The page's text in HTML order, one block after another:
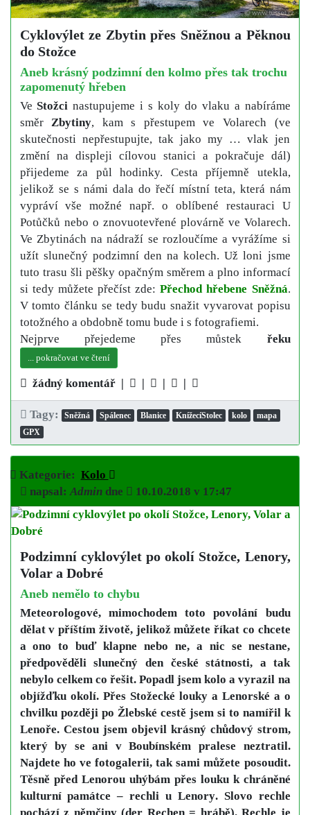
Cyklovýlet ze Zbytin přes Sněžnou a Pěknou
do Stožce
Aneb krásný podzimní den kolmo přes tak trochu
zapomenutý hřeben
Ve Stožci nastupujeme i s koly do vlaku a nabíráme
směr Zbytiny, kam s přestupem ve Volarech (ve
skutečnosti nepřestupujte, tak jako my … vlak jen
změní na displeji cílovou stanici a pokračuje dál)
přijedeme za půl hodinky. Cesta příjemně utekla,
jelikož se s námi dala do řečí místní teta, která nám
vypráví vše možné např. o oblíbené restauraci U
Potůčků nebo o znovuotevřené plovárně ve Volarech.
Ve Zbytinách na nádraží se rozloučíme a vyrážíme si
užít slunečný podzimní den na kolech. Už loni jsme
tuto trasu šli pěšky opačným směrem a plno informací
si tedy můžete přečíst zde:Přechod hřebene Sněžná.
V tomto článku se tedy budu snažit vyvarovat popisu
totožného a obdobně tomu bude i s fotografiemi.
Nejprve přejedeme přes můstek řeku
... pokračovat ve čtení
žádný komentář | | | |
Tagy: Sněžná Spálenec Blanice KnížecíStolec kolo
mapa
GPX
Kategorie: Kolo
napsal:Admindne 10.10.2018 v 17:47
Podzimní cyklovýlet po okolí Stožce, Lenory,
Volar a Dobré
Aneb nemělo to chybu
Meteorologové, mimochodem toto povolání budu
dělat v příštím životě, jelikož můžete říkat co chcete
a ono to buď klapne nebo ne, a nic se nestane,
předpověděli slunečný den české státnosti, a tak
nebylo celkem co řešit. Popadl jsem kolo a vyrazil na
objížďku okolí. Přes Stožecké loukya Lenorské a o
chvilku později po Žlebské cestě jsem si to namířil k
Lenoře. Cestou jsem objevil krásný chůdový strom,
který by se ani v Boubínském pralese neztratil.
Najdete ho ve fotogalerii, tak sami můžete posoudit.
Těsně před Lenorou uhýbám přes louku k chráněné
kulturní památce –rechli u Lenory. Slovo rechle
pochází z němčiny (der Rechen = hrábě). Rechle je